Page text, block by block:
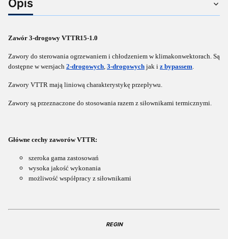
Opis
Zawór 3-drogowy VTTR15-1.0
Zawory do sterowania ogrzewaniem i chłodzeniem w klimakonwektorach. Są
dostępne w wersjach 2-drogowych, 3-drogowych jak i z bypassem.
Zawory VTTR mają liniową charakterystykę przepływu.
Zawory są przeznaczone do stosowania razem z siłownikami termicznymi.
Główne cechy zaworów VTTR:
szeroka gama zastosowań
wysoka jakość wykonania
możliwość współpracy z siłownikami
REGIN